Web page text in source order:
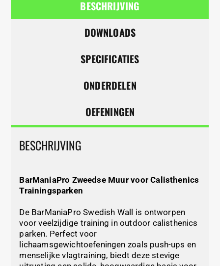
BESCHRIJVING
DOWNLOADS
SPECIFICATIES
ONDERDELEN
OEFENINGEN
BESCHRIJVING
BarManiaPro Zweedse Muur voor Calisthenics
Trainingsparken
De BarManiaPro Swedish Wall is ontworpen
voor veelzijdige training in outdoor calisthenics
parken. Perfect voor
lichaamsgewichtoefeningen zoals push-ups en
menselijke vlagtraining, biedt deze stevige